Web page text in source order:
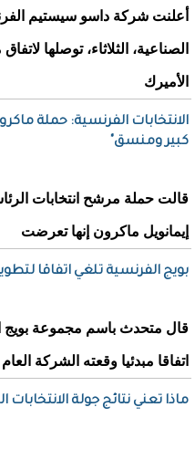
أعلنت شركة داسو سيستيم
الصناعية، الثلاثاء، توصلها
الأميرك
الانتخابات الفرنسية: حملة
كبير ومنسق"
قالت حملة مرشح انتخابات
إيمانويل ماكرون إنها تعرضت
بويج الفرنسية تلغي اتفاقا
قال متحدث باسم مجموعة بويج
اتفاقا مبدئيا وقعته الشركة
ماذا تعني نتائج جولة